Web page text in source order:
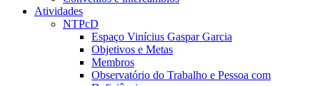
Atividades
NTPcD
Espaço Vinícius Gaspar Garcia
Objetivos e Metas
Membros
Observatório do Trabalho e Pessoa com